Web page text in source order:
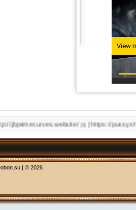
(1)|https://
| © 2026